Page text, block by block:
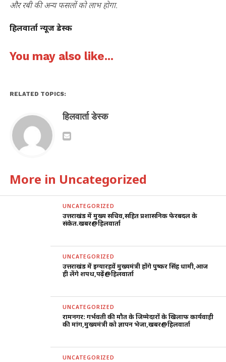
और रबी की अन्य फसलों को लाभ होगा.
हिलवार्ता न्यूज डेस्क
You may also like...
RELATED TOPICS:
हिलवार्ता डेस्क
More in Uncategorized
UNCATEGORIZED
उत्तराखंड में मुख्य सचिव,सहित प्रशासनिक फेरबदल के
संकेत.खबर@हिलवार्ता
UNCATEGORIZED
उत्तराखंड में इग्यारहवें मुख्यमंत्री होंगे पुष्कर सिंह धामी,आज
ही लेंगे शपथ,पढ़ें@हिलवार्ता
UNCATEGORIZED
रामनगर: गर्भवती की मौत के जिम्मेदारों के खिलाफ कार्यवाही
की मांग,मुख्यमंत्री को ज्ञापन भेजा,खबर@हिलवार्ता
UNCATEGORIZED